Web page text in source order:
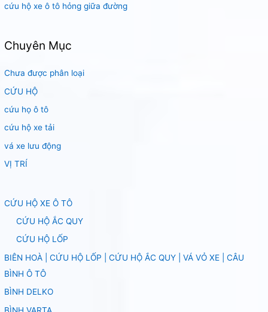
cứu hộ xe ô tô hỏng giữa đường
Chuyên Mục
Chưa được phân loại
CỨU HỘ
cứu họ ô tô
cứu hộ xe tải
vá xe lưu động
VỊ TRÍ
CỨU HỘ XE Ô TÔ
CỨU HỘ ẮC QUY
CỨU HỘ LỐP
BIÊN HOÀ | CỨU HỘ LỐP | CỨU HỘ ẮC QUY | VÁ VỎ XE | CÂU
BÌNH Ô TÔ
BÌNH DELKO
BÌNH VARTA